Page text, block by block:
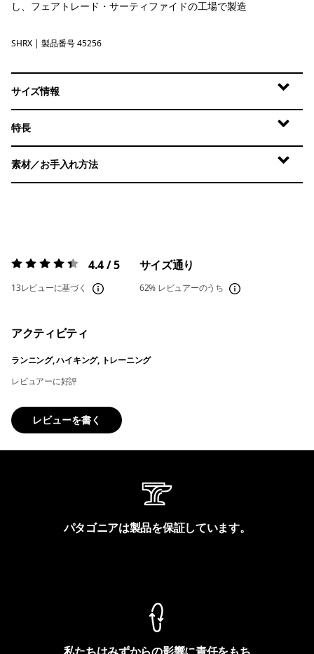
し、フェアトレード・サーティファイドの工場で製造
Shore Blue - Light Shore Blue X-Dye
SHRX | 製品番号 45256
サイズ情報
特長
素材／お手入れ方法
評価:4.4 / 5 4.4 / 5
13レビューに基づく
サイズ通り
62% レビュアーのうち
アクティビティ
ランニング, ハイキング, トレーニング
レビュアーに好評
レビューを書く
パタゴニアは製品を保証しています。